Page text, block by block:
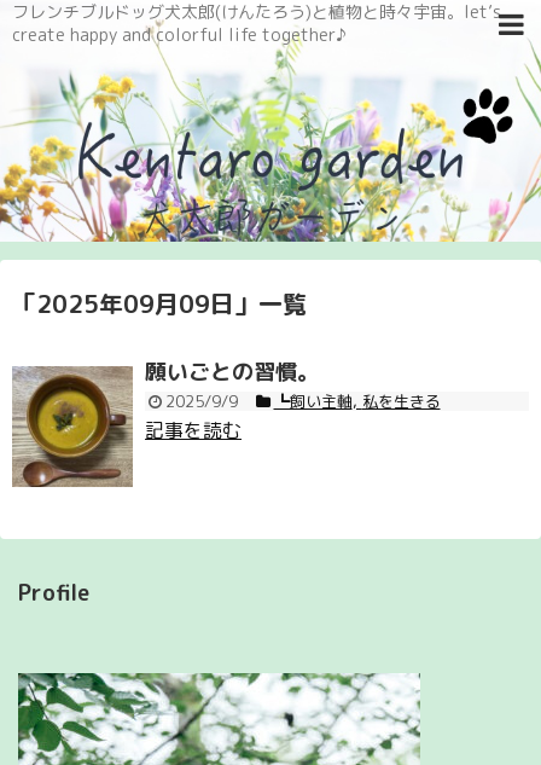
フレンチブルドッグ犬太郎(けんたろう)と植物と時々宇宙。let’s
create happy and colorful life together♪
「2025年09月09日 」 一覧
願いごとの習慣。
2025/9/9 ┗飼い主軸, 私を生きる
記事を読む
Profile